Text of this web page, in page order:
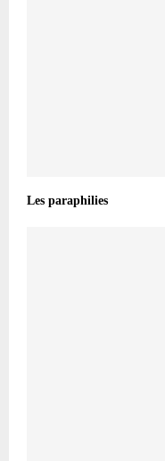
Les paraphilies